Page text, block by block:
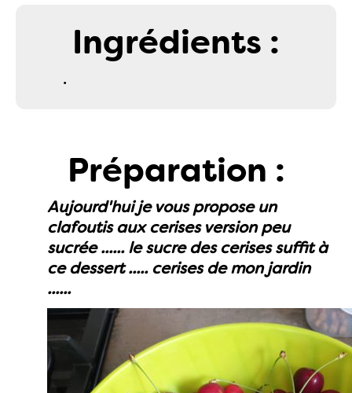
Ingrédients :
.
Préparation :
Aujourd'hui je vous propose un
clafoutis aux cerises version peu
sucrée ...... le sucre des cerises suffit à
ce dessert ..... cerises de mon jardin
......